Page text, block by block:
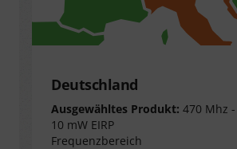
Deutschland
Ausgewähltes Produkt: 470 Mhz
10 mW EIRP
Frequenzbereich